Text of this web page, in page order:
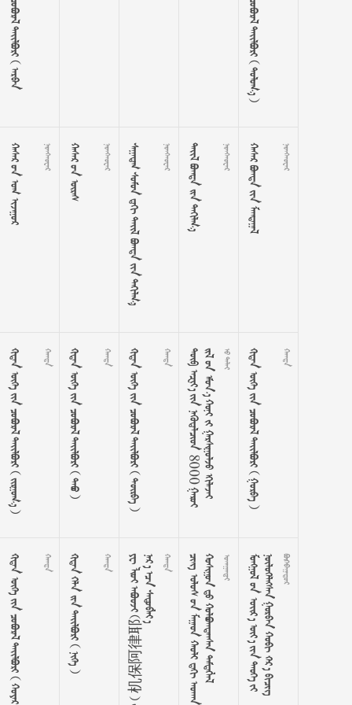

    
   
       
    
   

        
        
         






















8
0
0
0






































 
       

        
       













耶
律
阿
保
机


















 
























































 






















































